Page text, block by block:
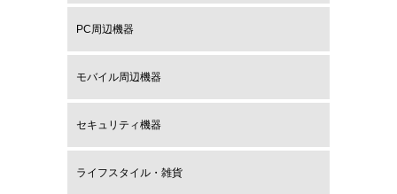
PC周辺機器
モバイル周辺機器
セキュリティ機器
ライフスタイル・雑貨